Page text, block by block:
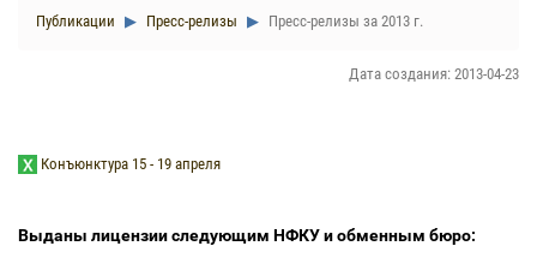
Публикации Пресс-релизы Пресс-релизы за 2013 г.
Дата создания: 2013-04-23
Конъюнктура 15 - 19 апреля
Выданы лицензии следующим НФКУ и обменным бюро: